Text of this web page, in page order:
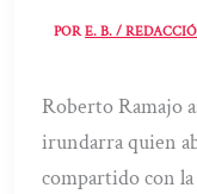
PORE. B. /
Roberto Ramajo
irundarra quien
compartido con